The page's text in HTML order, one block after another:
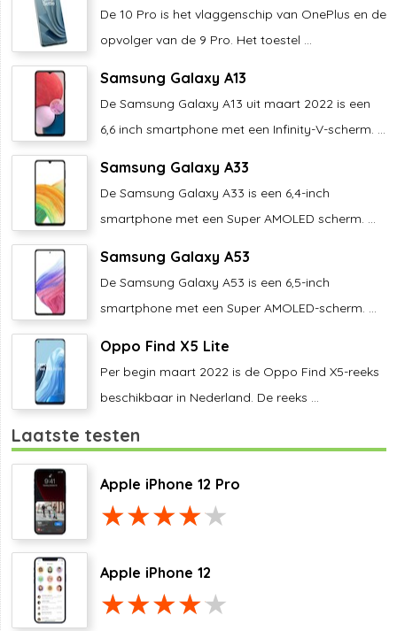
De 10 Pro is het vlaggenschip van OnePlus en de
opvolger van de 9 Pro. Het toestel ...
Samsung Galaxy A13
De Samsung Galaxy A13 uit maart 2022 is een
6,6 inch smartphone met een Infinity-V-scherm. ...
Samsung Galaxy A33
De Samsung Galaxy A33 is een 6,4-inch
smartphone met een Super AMOLED scherm. ...
Samsung Galaxy A53
De Samsung Galaxy A53 is een 6,5-inch
smartphone met een Super AMOLED-scherm. ...
Oppo Find X5 Lite
Per begin maart 2022 is de Oppo Find X5-reeks
beschikbaar in Nederland. De reeks ...
Laatste testen
Apple iPhone 12 Pro
Apple iPhone 12